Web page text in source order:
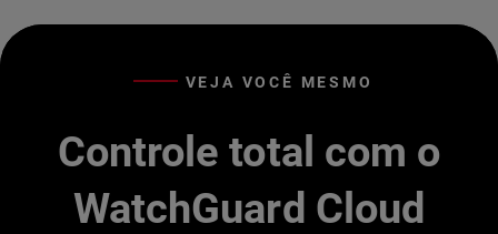
VEJA VOCÊ MESMO
Controle total com o
WatchGuard Cloud